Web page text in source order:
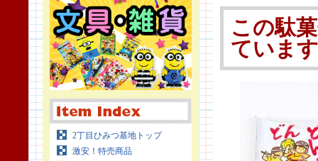
2丁目ひみつ基地トップ
激安！特売商品
この駄
ていま